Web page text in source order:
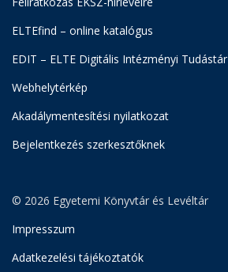
ELTEfind – online katalógus
EDIT – ELTE Digitális Intézményi Tudástár
Webhelytérkép
Akadálymentesítési nyilatkozat
Bejelentkezés szerkesztőknek
© 2026 Egyetemi Könyvtár és Levéltár
Impresszum
Adatkezelési tájékoztatók